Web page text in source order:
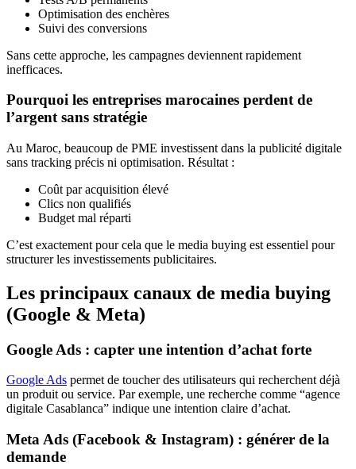
Optimisation des enchères
Suivi des conversions
Sans cette approche, les campagnes deviennent rapidement
inefficaces.
Pourquoi les entreprises marocaines perdent de
l’argent sans stratégie
Au Maroc, beaucoup de PME investissent dans la publicité digitale
sans tracking précis ni optimisation. Résultat :
Coût par acquisition élevé
Clics non qualifiés
Budget mal réparti
C’est exactement pour cela que le media buying est essentiel pour
structurer les investissements publicitaires.
Les principaux canaux de media buying
(Google & Meta)
Google Ads : capter une intention d’achat forte
Google Ads permet de toucher des utilisateurs qui recherchent déjà
un produit ou service. Par exemple, une recherche comme “agence
digitale Casablanca” indique une intention claire d’achat.
Meta Ads (Facebook & Instagram) : générer de la
demande